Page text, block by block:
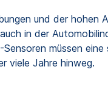
und der
in der
müssen
viele Jahre hinweg.